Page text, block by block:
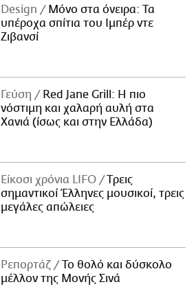
Design
Μόνο στα όνειρα: Τα
υπέροχα σπίτια του Ιμπέρ ντε
Ζιβανσί
Γεύση
Red Jane Grill: Η πιο
νόστιμη και χαλαρή αυλή στα
Χανιά (ίσως και στην Ελλάδα)
Είκοσι χρόνια LIFO
Tρεις
σημαντικοί Έλληνες μουσικοί, τρεις
μεγάλες απώλειες
Ρεπορτάζ
Το θολό και δύσκολο
μέλλον της Μονής Σινά